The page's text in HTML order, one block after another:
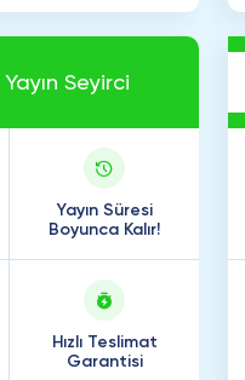
Yayın Seyirci
Yayın Süresi
Boyunca Kalır!
Hızlı Teslimat
Garantisi